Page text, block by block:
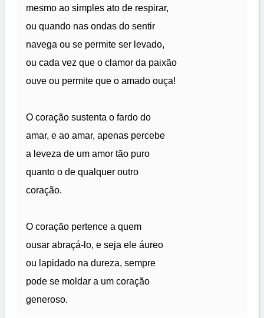
mesmo ao simples ato de respirar,
ou quando nas ondas do sentir
navega ou se permite ser levado,
ou cada vez que o clamor da paixão
ouve ou permite que o amado ouça!
O coração sustenta o fardo do
amar, e ao amar, apenas percebe
a leveza de um amor tão puro
quanto o de qualquer outro
coração.
O coração pertence a quem
ousar abraçá-lo, e seja ele áureo
ou lapidado na dureza, sempre
pode se moldar a um coração
generoso.